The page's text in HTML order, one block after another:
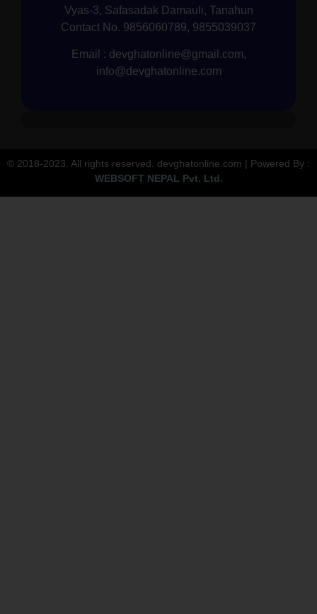
Vyas-3, Safasadak Damauli, Tanahun
Contact No. 9856060789, 9855039037
Email : devghatonline@gmail.com,
info@devghatonline.com
© 2018-2023. All rights reserved. devghatonline.com | Powered By :
WEBSOFT NEPAL Pvt. Ltd.